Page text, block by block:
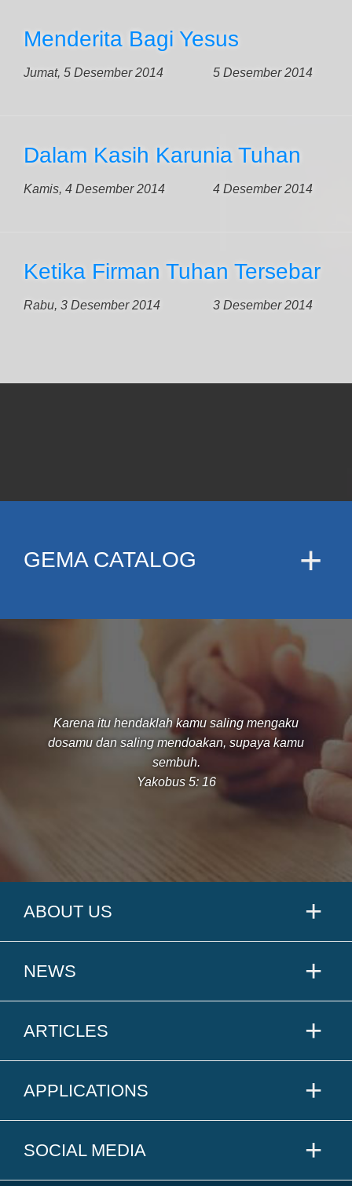
Menderita Bagi Yesus
Jumat, 5 Desember 2014 5 Desember 2014
Dalam Kasih Karunia Tuhan
Kamis, 4 Desember 2014 4 Desember 2014
Ketika Firman Tuhan Tersebar
Rabu, 3 Desember 2014 3 Desember 2014
GEMA CATALOG
Karena itu hendaklah kamu saling mengaku
dosamu dan saling mendoakan, supaya kamu
sembuh.
Yakobus 5: 16
ABOUT US
NEWS
ARTICLES
APPLICATIONS
SOCIAL MEDIA